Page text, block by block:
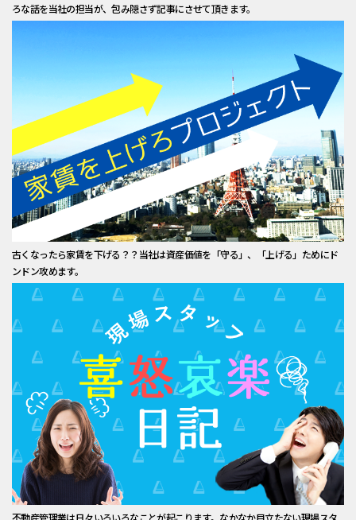
ろな話を当社の担当が、包み隠さず記事にさせて頂きます。
古くなったら家賃を下げる？？当社は資産価値を「守る」、「上げる」ためにド
ンドン攻めます。
不動産管理業は日々いろいろなことが起こります。なかなか目立たない現場スタ